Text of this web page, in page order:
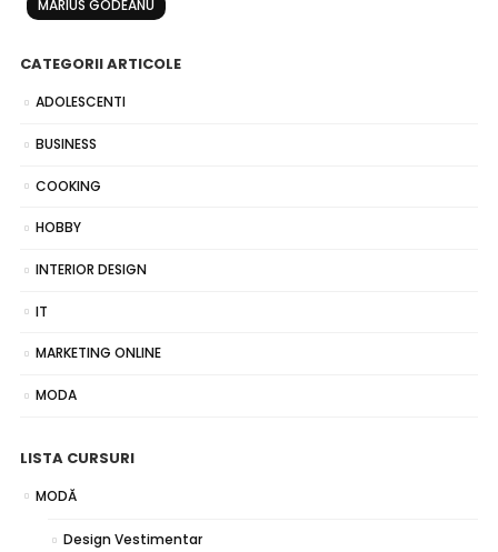
MARIUS GODEANU
CATEGORII ARTICOLE
ADOLESCENTI
BUSINESS
COOKING
HOBBY
INTERIOR DESIGN
IT
MARKETING ONLINE
MODA
LISTA CURSURI
MODĂ
Design Vestimentar